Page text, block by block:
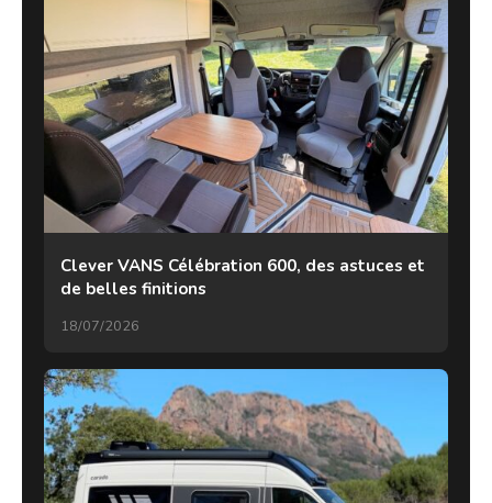
Clever VANS Célébration 600, des astuces et
de belles finitions
18/07/2026